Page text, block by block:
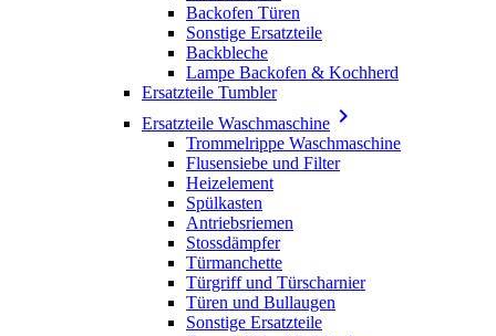
Backofen Türen
Sonstige Ersatzteile
Backbleche
Lampe Backofen & Kochherd
Ersatzteile Tumbler
Ersatzteile Waschmaschine 
Trommelrippe Waschmaschine
Flusensiebe und Filter
Heizelement
Spülkasten
Antriebsriemen
Stossdämpfer
Türmanchette
Türgriff und Türscharnier
Türen und Bullaugen
Sonstige Ersatzteile